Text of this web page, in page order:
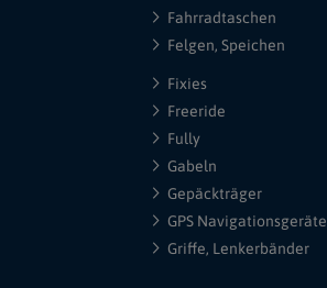
Fahrradtaschen
Felgen, Speichen
Fixies
Freeride
Fully
Gabeln
Gepäckträger
GPS Navigationsgeräte
Griffe, Lenkerbänder